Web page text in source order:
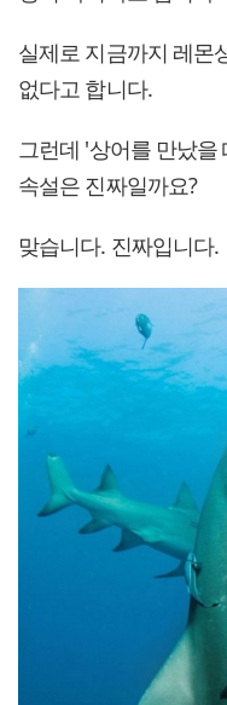
실제로 지금까지 레몬
없다고 합니다.
그런데 '상어를 만났
속설은 진짜일까요?
맞습니다. 진짜입니다.